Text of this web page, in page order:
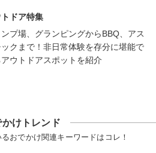
ドア特集
プ場、グランピングからBBQ、アス
ックまで！非日常体験を存分に堪能で
アウトドアスポットを紹介
かけトレンド
おでかけ関連キーワードはコレ！